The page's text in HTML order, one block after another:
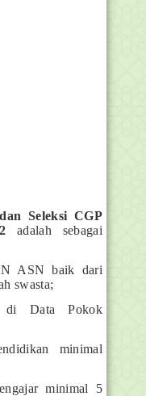
Seleksi CGP
adalah sebagai
ASN baik dari
swasta;
Data Pokok
minimal
minimal 5